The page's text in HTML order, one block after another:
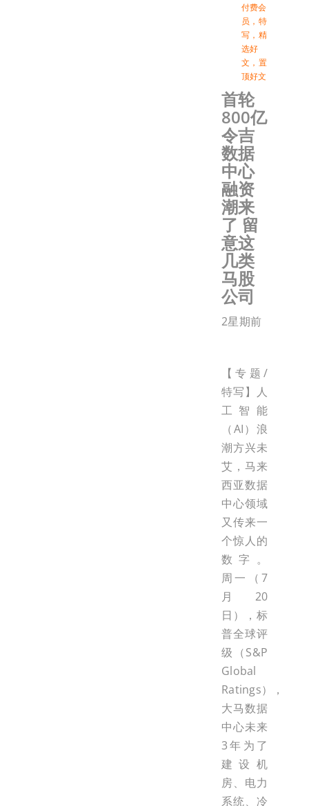
付费会
员 ， 特
写 ， 精
选好
文 ， 置
顶好文
首轮
800亿
令吉
数据
中心
融资
潮来
了 留
意这
几类
马股
公司
2星期前
【专题/
特写】人
工智能
（AI）浪
潮方兴未
艾，马来
西亚数据
中心领域
又传来一
个惊人的
数字。
周一（7
月20
日），标
普全球评
级（S&P
Global
Ratings），
大马数据
中心未来
3年为了
建设机
房、电力
系统、冷